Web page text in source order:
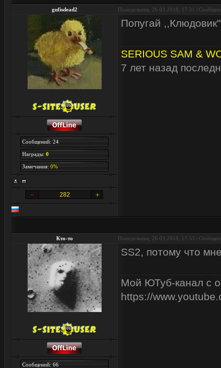
gufisdead2 Понедельник, 26.03.2018, 17:31 |
Сообщений: 24
Награды: 0
Замечания: 0%
282
Попугай
SERIOUS SAM &
7 лет назад
Кто-то Понедельник, 26.03.2018, 17:53 |
Сообщений: 66
SS2, потому что
Мой ЮТуб-канал с
https://